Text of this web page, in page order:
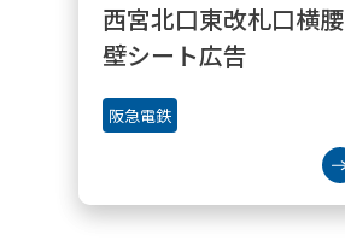
西宮北口東改札口横腰
壁シート広告
阪急電鉄